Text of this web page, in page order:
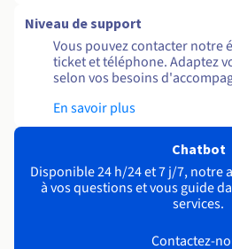
Niveau de support
Vous pouvez contacter notre
ticket et téléphone. Adaptez
selon vos besoins
En savoir plus
Chatbot
Disponible 24 h/24 et 7 j/7, notre
à vos questions et vous guide
services.
Contactez-